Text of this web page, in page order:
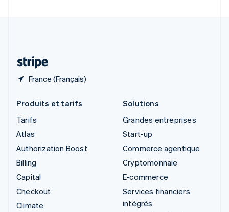
France (Français)
Produits et tarifs
Tarifs
Atlas
Authorization Boost
Billing
Capital
Checkout
Climate
Solutions
Grandes entreprises
Start-up
Commerce agentique
Cryptomonnaie
E-commerce
Services financiers
intégrés